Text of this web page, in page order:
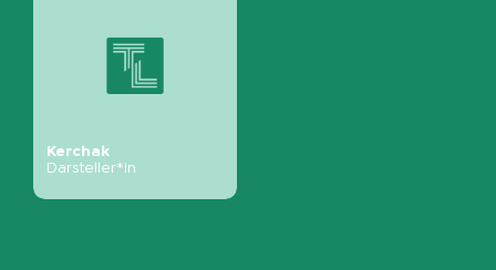
Kerchak
Darsteller*in